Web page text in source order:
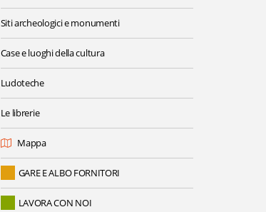
Siti archeologici e monumenti
Case e luoghi della cultura
Ludoteche
Le librerie
Mappa
GARE E ALBO FORNITORI
LAVORA CON NOI